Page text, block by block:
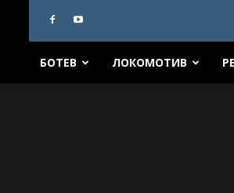
БОТЕВ ЛОКОМОТИВ